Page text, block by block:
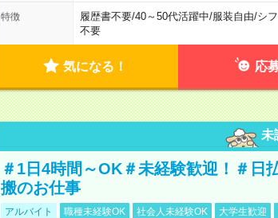
特徴 履歴書不要/40～50代活躍中/服装自由/シ
不要
気になる！ 応
未
＃1日4時間～OK＃未経験歓迎！＃日
搬のお仕事
アルバイト 職種未経験OK 社会人未経験OK 大学生歓迎